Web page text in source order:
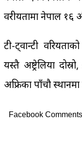
वरीयतामा नेपाल १६
टी-ट्वान्टी
यस्तै अष्ट्रेलिया
अफ्रिका पाँचौ
Facebook Comments